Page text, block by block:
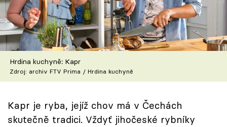
TV Program
Škola vaření
Recepty z TV
Speciál: Cuketa
Těhotnej kuchař
Hrdina kuchyně: Kapr
Zdroj: archiv FTV Prima / Hrdina kuchyně
Kapr je ryba, jejíž chov má v Čechách
skutečně tradici. Vždyť jihočeské rybníky